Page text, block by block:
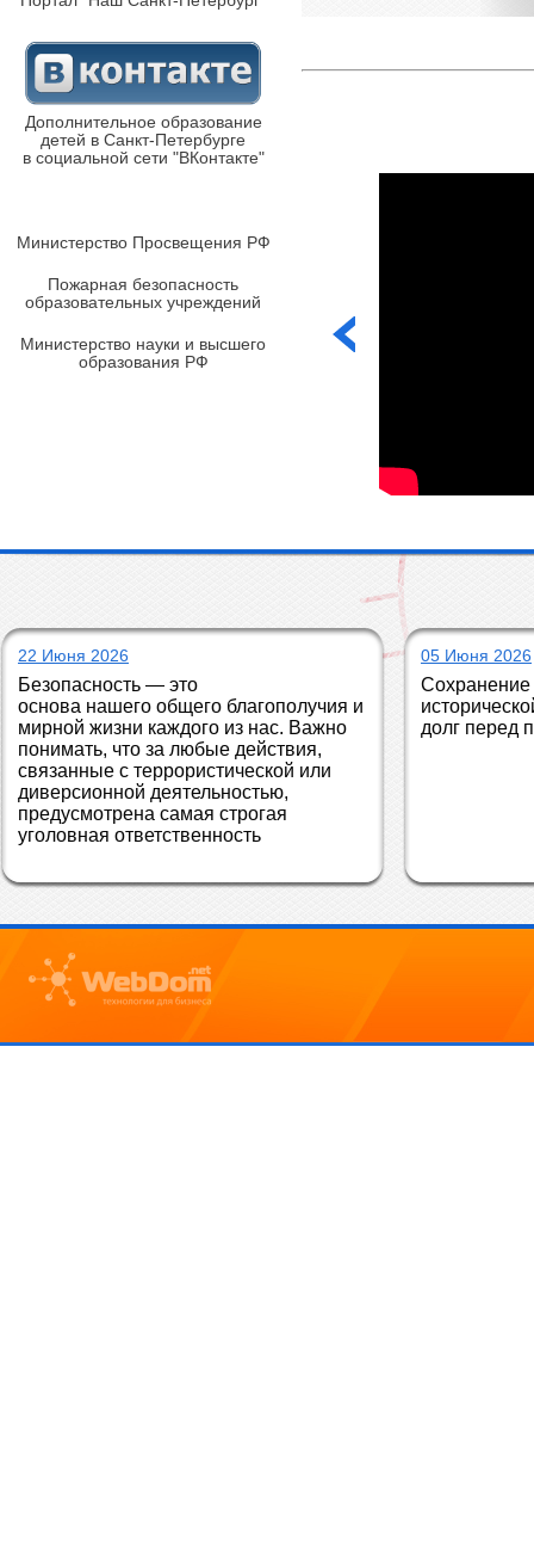
Дополнительное образование
детей в Санкт-Петербурге
в социальной сети "ВКонтакте"
Министерство Просвещения РФ
Пожарная безопасность
образовательных учреждений
Министерство науки и высшего
образования РФ
22 Июня 2026
Безопасность — это
основа нашего общего благополучия и
мирной жизни каждого из нас. Важно
понимать, что за любые действия,
связанные с террористической или
диверсионной деятельностью,
предусмотрена самая строгая
уголовная ответственность
05 Июня 2026
Сохранение
долг перед